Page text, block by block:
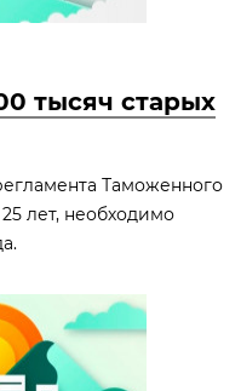
тысяч старых
Таможенного
лет, необходимо